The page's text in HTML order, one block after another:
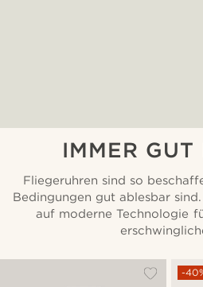
IMMER GUT
Fliegeruhren sind so
Bedingungen gut ablesbar
auf moderne Technologie
-